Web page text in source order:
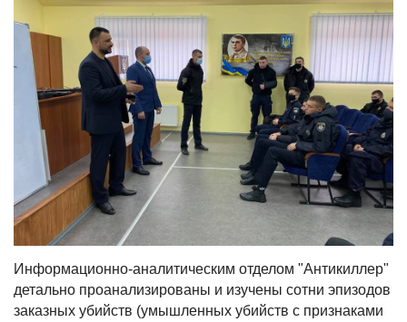
Информационно-аналитическим отделом "Антикиллер"
детально проанализированы и изучены сотни эпизодов
заказных убийств (умышленных убийств с признаками